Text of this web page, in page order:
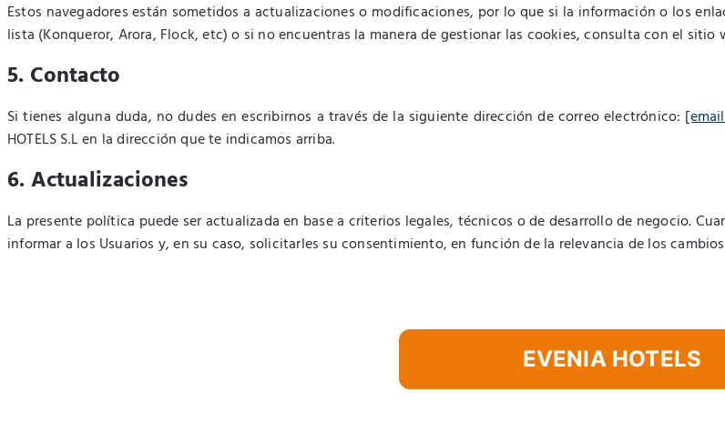
Estos navegadores están sometidos a actualizaciones o modificaciones, por lo que si la información o los
lista (Konqueror, Arora, Flock, etc) o si no encuentras la manera de gestionar las cookies, consulta con el
5. Contacto
Si tienes alguna duda, no dudes en escribirnos a través de la siguiente dirección de correo electrónico:
HOTELS S.L en la dirección que te indicamos arriba.
6. Actualizaciones
La presente política puede ser actualizada en base a criterios legales, técnicos o de desarrollo de negocio.
informar a los Usuarios y, en su caso, solicitarles su consentimiento, en función de la relevancia de los
EVENIA HOTELS